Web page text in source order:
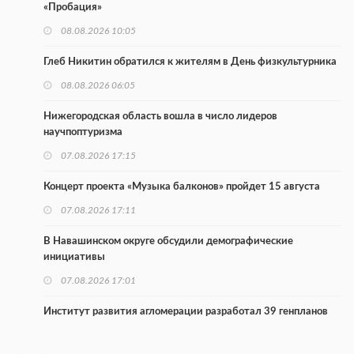
«Пробация»
08.08.2026 10:05
Глеб Никитин обратился к жителям в День физкультурника
08.08.2026 06:05
Нижегородская область вошла в число лидеров
научпоптуризма
07.08.2026 17:15
Концерт проекта «Музыка балконов» пройдет 15 августа
07.08.2026 17:11
В Навашинском округе обсудили демографические
инициативы
07.08.2026 17:01
Институт развития агломерации разработал 39 генпланов